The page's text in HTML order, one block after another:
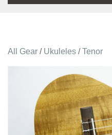
All Gear / Ukuleles /Tenor